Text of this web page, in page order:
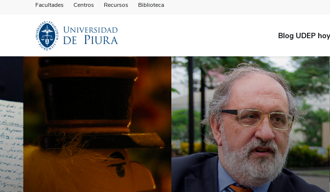
Facultades Centros Recursos Biblioteca
Blog UDEP hoy